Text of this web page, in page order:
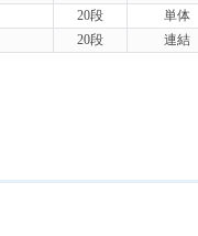
20段 単体
20段 連結